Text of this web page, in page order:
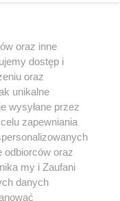
być powielany i
jakikolwiek sposób (w
polu
w Internecie
użycie lub
naruszeniem prawa, tzn.
kary i może być ścigane
oraz inne
dostęp i
oraz
unikalne
wysyłane przez
zapewniania
odbiorców oraz
my i Zaufani
danych